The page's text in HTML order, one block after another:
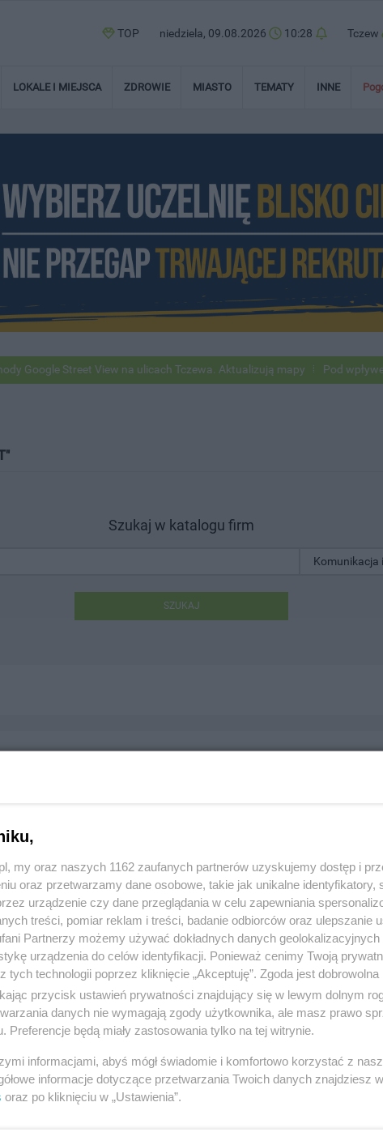
TOP niedziela, 09.08.2026 10:28 Tczew
LOKALE I MIEJSCA ZDROWIE MIASTO TEMATY INNE
Street View na ulicach Tczewa. Aktualizują mapy Pod wpływem
Szukaj w katalogu firm
SZUKAJ
Komunikacja i transport
2991, wyświetleń: 586
LOKALIZACJA NA MAPIE
my oraz naszych 1162 zaufanych partnerów uzyskujemy dostęp i
oraz przetwarzamy dane osobowe, takie jak unikalne identyfikatory,
urządzenie czy dane przeglądania w celu zapewniania
treści, pomiar reklam i treści, badanie odbiorców oraz ulepszanie
Partnerzy możemy używać dokładnych danych
urządzenia do celów identyfikacji. Ponieważ cenimy Twoją
tych technologii poprzez kliknięcie „Akceptuję”. Zgoda jest
przycisk ustawień prywatności znajdujący się w lewym dolnym
danych nie wymagają zgody użytkownika, ale masz prawo
Preferencje będą miały zastosowania tylko na tej witrynie.
informacjami, abyś mógł świadomie i komfortowo korzystać z
informacje dotyczące przetwarzania Twoich danych znajdziesz w
oraz po kliknięciu w „Ustawienia”.